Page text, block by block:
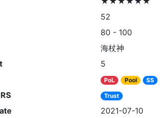
52
80 - 100
海杖神
5
PoL Pool SS
Trust
2021-07-10